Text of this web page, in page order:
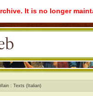
It is no longer
Main Texts (Italian)